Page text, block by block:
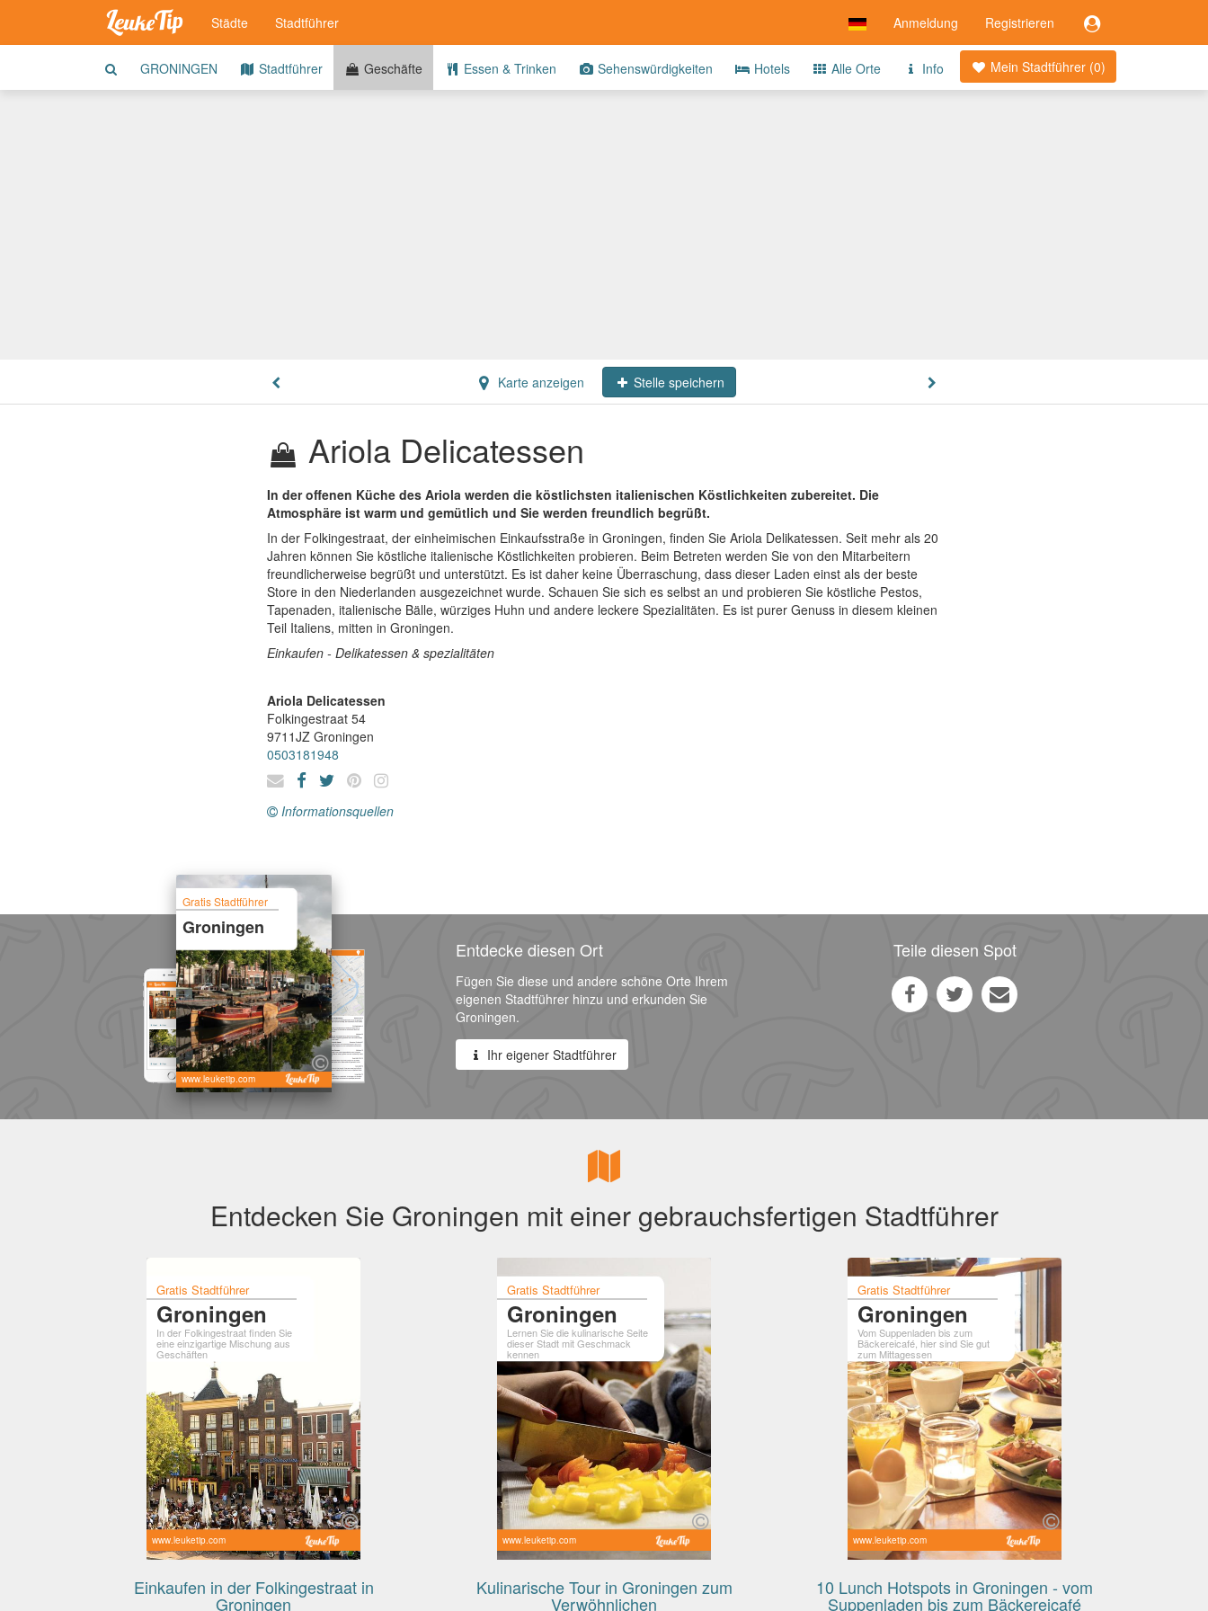
Anmeldung Registrieren
Städte Stadtführer
Mein Stadtführer (0)
GRONINGEN Stadtführer Geschäfte Essen & Trinken Sehenswürdigkeiten Hotels Alle Orte Info
Karte anzeigen Stelle speichern
Ariola Delicatessen
In der offenen Küche des Ariola werden die köstlichsten italienischen Köstlichkeiten zubereitet. Die
Atmosphäre ist warm und gemütlich und Sie werden freundlich begrüßt.
In der Folkingestraat, der einheimischen Einkaufsstraße in Groningen, finden Sie Ariola Delikatessen. Seit mehr als 20
Jahren können Sie köstliche italienische Köstlichkeiten probieren. Beim Betreten werden Sie von den Mitarbeitern
freundlicherweise begrüßt und unterstützt. Es ist daher keine Überraschung, dass dieser Laden einst als der beste
Store in den Niederlanden ausgezeichnet wurde. Schauen Sie sich es selbst an und probieren Sie köstliche Pestos,
Tapenaden, italienische Bälle, würziges Huhn und andere leckere Spezialitäten. Es ist purer Genuss in diesem kleinen
Teil Italiens, mitten in Groningen.
Einkaufen - Delikatessen & spezialitäten
Ariola Delicatessen
Folkingestraat 54
9711JZ Groningen
0503181948
Informationsquellen
Gratis Stadtführer
Groningen
www.leuketip.com
Entdecke diesen Ort
Fügen Sie diese und andere schöne Orte Ihrem
eigenen Stadtführer hinzu und erkunden Sie
Groningen.
Ihr eigener Stadtführer
Teile diesen Spot
Entdecken Sie Groningen mit einer gebrauchsfertigen Stadtführer
Gratis Stadtführer
Groningen
In der Folkingestraat finden Sie
eine einzigartige Mischung aus
Geschäften
www.leuketip.com
Einkaufen in der Folkingestraat in
Groningen
Gratis Stadtführer
Groningen
Lernen Sie die kulinarische Seite
dieser Stadt mit Geschmack
kennen
www.leuketip.com
Kulinarische Tour in Groningen zum
Verwöhnlichen
Gratis Stadtführer
Groningen
Vom Suppenladen bis zum
Bäckereicafé, hier sind Sie gut
zum Mittagessen
www.leuketip.com
10 Lunch Hotspots in Groningen - vom
Suppenladen bis zum Bäckereicafé